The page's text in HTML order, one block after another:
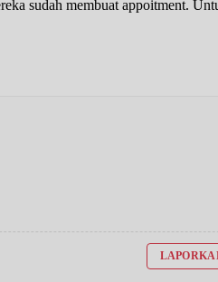
sudah membuat appoitment.